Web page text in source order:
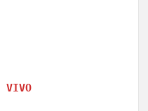
VIVO